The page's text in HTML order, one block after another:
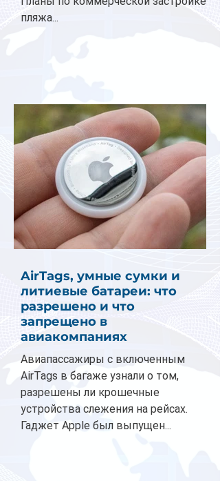
пляжа...
AirTags, умные сумки и
литиевые батареи: что
разрешено и что
запрещено в
авиакомпаниях
Авиапассажиры с включенным
AirTags в багаже узнали о том,
разрешены ли крошечные
устройства слежения на рейсах.
Гаджет Apple был выпущен...